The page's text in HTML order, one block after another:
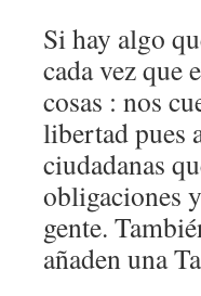
Si hay algo
cada vez que
cosas : nos
libertad pues
ciudadanas
obligaciones
gente.
añaden una